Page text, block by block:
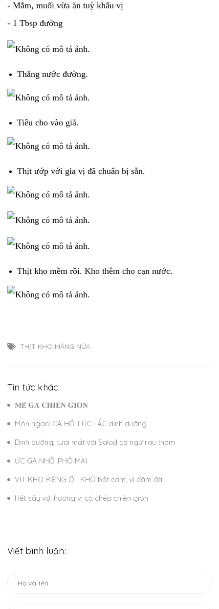
- Mắm, muối vừa ăn tuỳ khẩu vị
- 1 Tbsp đường
Thắng nước đường.
Tiêu cho vào giã.
Thịt ướp với gia vị đã chuẩn bị sẵn.
Thịt kho mềm rồi. Kho thêm cho cạn nước.
THỊT KHO MĂNG NỨA
Tin tức khác:
𝐌𝐄̂̀ 𝐆𝐀̀ 𝐂𝐇𝐈𝐄̂𝐍 𝐆𝐈𝐎̀𝐍
Món ngon: CÁ HỒI LÚC LẮC dinh dưỡng
Dinh dưỡng, tươi mát với Salad cá ngừ rau thơm
ỨC GÀ NHỒI PHÔ MAI
VỊT KHO RIỀNG ỚT KHÔ bắt cơm, vị đậm đà
Hết sảy với hương vị cá chép chiên giòn
Viết bình luận: